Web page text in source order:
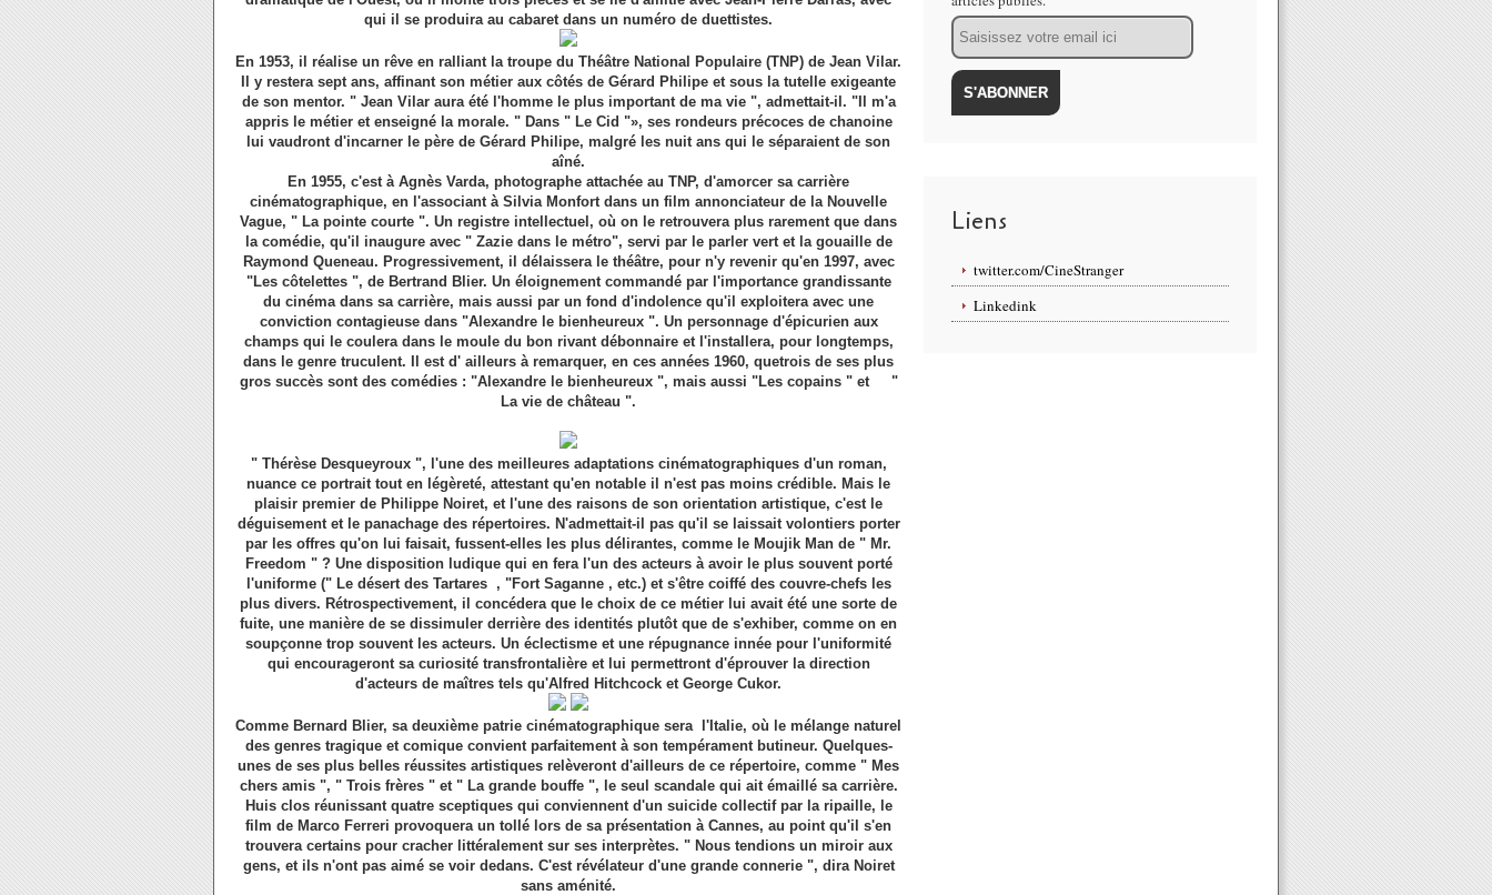
qui il se produira au cabaret dans un numéro de duettistes.
En 1953, il réalise un rêve en ralliant la troupe du Théâtre National Populaire (TNP) de Jean Vilar.
Il y restera sept ans, affinant son métier aux côtés de Gérard Philipe et sous la tutelle exigeante
de son mentor. " Jean Vilar aura été l'homme le plus important de ma vie ", admettait-il. "Il m'a
appris le métier et enseigné la morale. " Dans " Le Cid "», ses rondeurs précoces de chanoine
lui vaudront d'incarner le père de Gérard Philipe, malgré les nuit ans qui le séparaient de son
aîné.
En 1955, c'est à Agnès Varda, photographe attachée au TNP, d'amorcer sa carrière
cinématographique, en l'associant à Silvia Monfort dans un film annonciateur de la Nouvelle
Vague, " La pointe courte ". Un registre intellectuel, où on le retrouvera plus rarement que dans
la comédie, qu'il inaugure avec " Zazie dans le métro", servi par le parler vert et la gouaille de
Raymond Queneau. Progressivement, il délaissera le théâtre, pour n'y revenir qu'en 1997, avec
"Les côtelettes ", de Bertrand Blier. Un éloignement commandé par l'importance grandissante
du cinéma dans sa carrière, mais aussi par un fond d'indolence qu'il exploitera avec une
conviction contagieuse dans "Alexandre le bienheureux ". Un personnage d'épicurien aux
champs qui le coulera dans le moule du bon rivant débonnaire et l'installera, pour longtemps,
dans le genre truculent. Il est d' ailleurs à remarquer, en ces années 1960, quetrois de ses plus
gros succès sont des comédies : "Alexandre le bienheureux ", mais aussi "Les copains " et "
La vie de château ".
" Thérèse Desqueyroux ", l'une des meilleures adaptations cinématographiques d'un roman,
nuance ce portrait tout en légèreté, attestant qu'en notable il n'est pas moins crédible. Mais le
plaisir premier de Philippe Noiret, et l'une des raisons de son orientation artistique, c'est le
déguisement et le panachage des répertoires. N'admettait-il pas qu'il se laissait volontiers porter
par les offres qu'on lui faisait, fussent-elles les plus délirantes, comme le Moujik Man de " Mr.
Freedom " ? Une disposition ludique qui en fera l'un des acteurs à avoir le plus souvent porté
l'uniforme (" Le désert des Tartares , "Fort Saganne , etc.) et s'être coiffé des couvre-chefs les
plus divers. Rétrospectivement, il concédera que le choix de ce métier lui avait été une sorte de
fuite, une manière de se dissimuler derrière des identités plutôt que de s'exhiber, comme on en
soupçonne trop souvent les acteurs. Un éclectisme et une répugnance innée pour l'uniformité
qui encourageront sa curiosité transfrontalière et lui permettront d'éprouver la direction
d'acteurs de maîtres tels qu'Alfred Hitchcock et George Cukor.
Comme Bernard Blier, sa deuxième patrie cinématographique sera l'Italie, où le mélange naturel
des genres tragique et comique convient parfaitement à son tempérament butineur. Quelques-
unes de ses plus belles réussites artistiques relèveront d'ailleurs de ce répertoire, comme " Mes
chers amis ", " Trois frères " et " La grande bouffe ", le seul scandale qui ait émaillé sa carrière.
Huis clos réunissant quatre sceptiques qui conviennent d'un suicide collectif par la ripaille, le
film de Marco Ferreri provoquera un tollé lors de sa présentation à Cannes, au point qu'il s'en
trouvera certains pour cracher littéralement sur ses interprètes. " Nous tendions un miroir aux
gens, et ils n'ont pas aimé se voir dedans. C'est révélateur d'une grande connerie ", dira Noiret
sans aménité.
Email
Liens
twitter.com/CineStranger
Linkedink